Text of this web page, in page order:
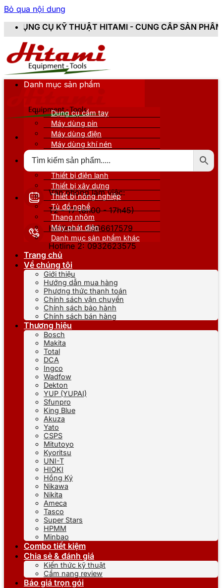
Bỏ qua nội dung
THUẬT HITAMI - CUNG CẤP SẢN PHẨM CHÍNH
Văn phòng làm việc:
T2 - T7 (8h00 - 17h45)
Hotline 1: 0866617579
Hotline 2: 0932623575
Danh mục sản phẩm
Dụng cụ cầm tay
Máy dùng pin
Máy dùng điện
Máy dùng khí nén
Thiết bị nâng đỡ
Thiết bị điện lạnh
Thiết bị xây dựng
Thiết bị nông nghiệp
Tủ đồ nghề
Thang nhôm
Máy phát điện
Danh mục sản phẩm khác
Trang chủ
Về chúng tôi
Giới thiệu
Hướng dẫn mua hàng
Phương thức thanh toán
Chính sách vận chuyển
Chính sách bảo hành
Chính sách bán hàng
Thương hiệu
Bosch
Makita
Total
DCA
Ingco
Wadfow
Dekton
YUP (YUPAI)
Sfunpro
King Blue
Akuza
Yato
CSPS
Mitutoyo
Kyoritsu
UNI-T
HIOKI
Hồng Ký
Nikawa
Nikita
Ameca
Tasco
Super Stars
HPMM
Minbao
Combo tiết kiệm
Chia sẻ & đánh giá
Kiến thức kỹ thuật
Cẩm nang review
Báo giá trọn gói